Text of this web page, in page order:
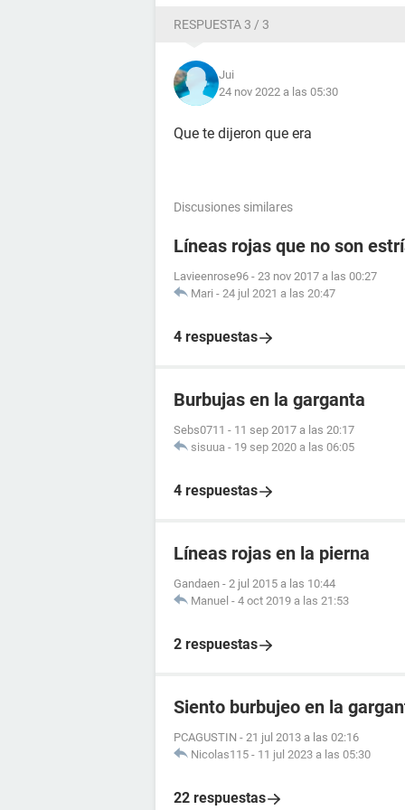
RESPUESTA 3 / 3
Jui
24 nov 2022 a las 05:30
Que te dijeron que era
Discusiones similares
Líneas rojas que no son
Lavieenrose96 - 23 nov 2017 a las 00:27
Mari - 24 jul 2021 a las 20:47
4 respuestas
Burbujas en la garganta
Sebs0711 - 11 sep 2017 a las 20:17
sisuua - 19 sep 2020 a las 06:05
4 respuestas
Líneas rojas en la pierna
Gandaen - 2 jul 2015 a las 10:44
Manuel - 4 oct 2019 a las 21:53
2 respuestas
Siento burbujeo en la
PCAGUSTIN - 21 jul 2013 a las 02:16
Nicolas115 - 11 jul 2023 a las 05:30
22 respuestas